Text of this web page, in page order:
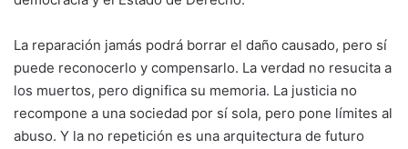
La reparación jamás podrá borrar el daño causado, pero sí
puede reconocerlo y compensarlo. La verdad no resucita a
los muertos, pero dignifica su memoria. La justicia no
recompone a una sociedad por sí sola, pero pone límites al
abuso. Y la no repetición es una arquitectura de futuro